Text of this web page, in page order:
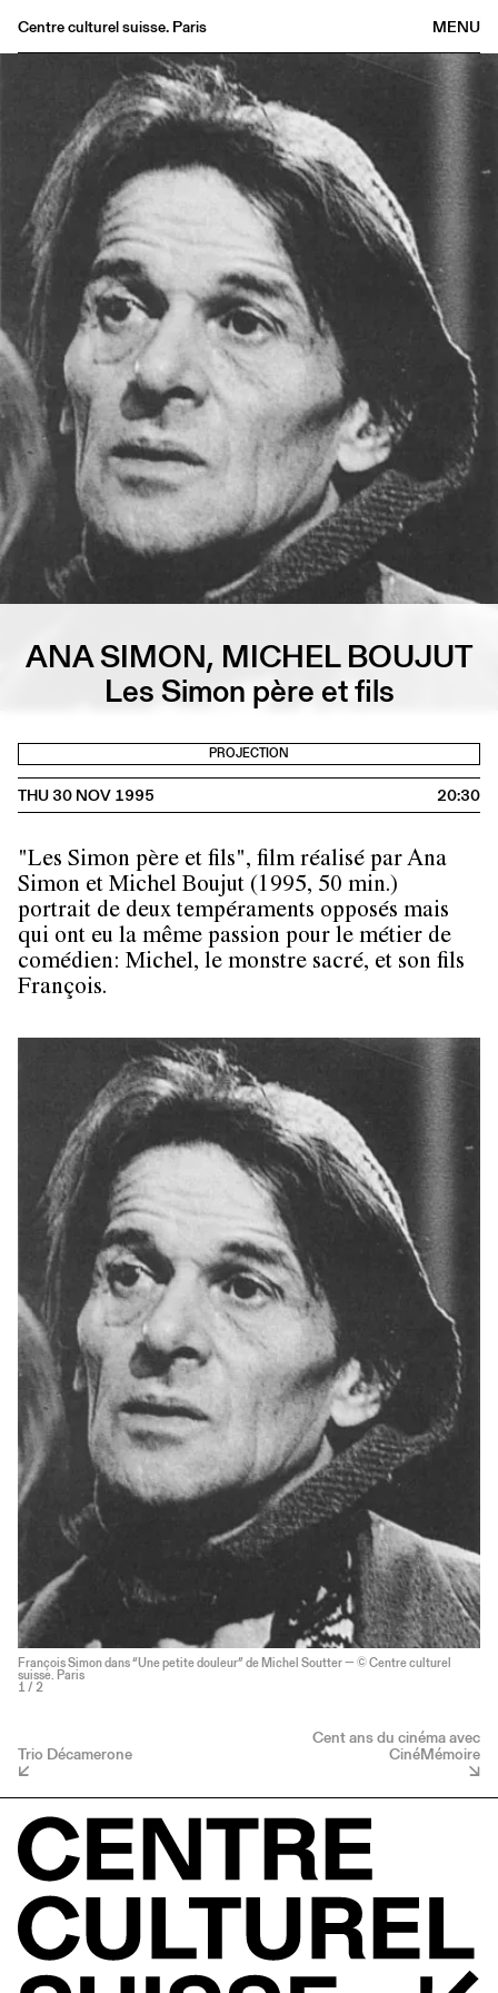
MENU
Centre culturel suisse. Paris
Bookshop
Buvette
Archives
Medias
Publications
About
FR
ANA SIMON, MICHEL BOUJUT
Les Simon père et fils
PROJECTION
THU 30 NOV 1995 20:30
"Les Simon père et fils", film réalisé par Ana
Simon et Michel Boujut (1995, 50 min.)
portrait de deux tempéraments opposés mais
qui ont eu la même passion pour le métier de
comédien: Michel, le monstre sacré, et son fils
François.
François Simon dans “Une petite douleur” de Michel Soutter — © Centre culturel
suisse. Paris
1 / 2
Trio Décamerone
Cent ans du cinéma avec
CinéMémoire